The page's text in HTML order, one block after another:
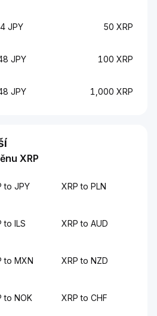
JPY 50 XRP
JPY 100 XRP
JPY 1,000 XRP
XRP
to JPY XRP to PLN
to ILS XRP to AUD
to MXN XRP to NZD
to NOK XRP to CHF